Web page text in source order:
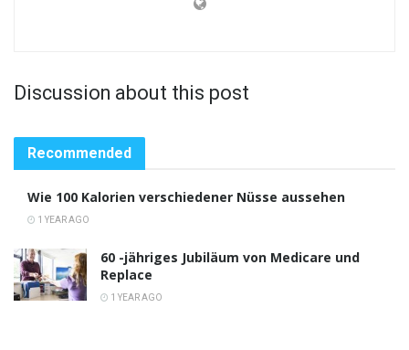
Discussion about this post
Recommended
Wie 100 Kalorien verschiedener Nüsse aussehen
1 YEAR AGO
60 -jähriges Jubiläum von Medicare und
Replace
1 YEAR AGO